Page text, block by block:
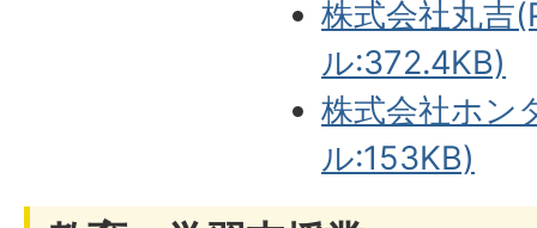
株式会社丸吉
ル:372.4KB)
株式会社ホン
ル:153KB)